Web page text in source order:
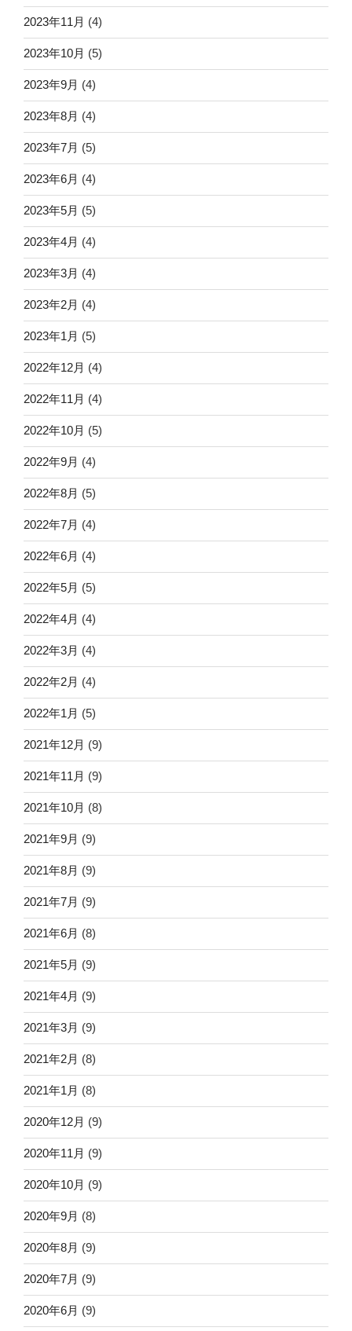
2023年11月 (4)
2023年10月 (5)
2023年9月 (4)
2023年8月 (4)
2023年7月 (5)
2023年6月 (4)
2023年5月 (5)
2023年4月 (4)
2023年3月 (4)
2023年2月 (4)
2023年1月 (5)
2022年12月 (4)
2022年11月 (4)
2022年10月 (5)
2022年9月 (4)
2022年8月 (5)
2022年7月 (4)
2022年6月 (4)
2022年5月 (5)
2022年4月 (4)
2022年3月 (4)
2022年2月 (4)
2022年1月 (5)
2021年12月 (9)
2021年11月 (9)
2021年10月 (8)
2021年9月 (9)
2021年8月 (9)
2021年7月 (9)
2021年6月 (8)
2021年5月 (9)
2021年4月 (9)
2021年3月 (9)
2021年2月 (8)
2021年1月 (8)
2020年12月 (9)
2020年11月 (9)
2020年10月 (9)
2020年9月 (8)
2020年8月 (9)
2020年7月 (9)
2020年6月 (9)